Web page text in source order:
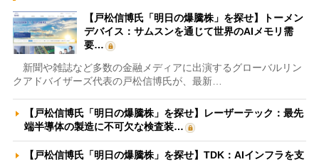
【戸松信博氏「明日の爆騰株」を探せ】トーメン
デバイス：サムスンを通じて世界のAIメモリ需
要…
新聞や雑誌など多数の金融メディアに出演するグローバルリン
クアドバイザーズ代表の戸松信博氏が、最新…
【戸松信博氏「明日の爆騰株」を探せ】レーザーテック：最先
端半導体の製造に不可欠な検査装…
【戸松信博氏「明日の爆騰株」を探せ】TDK：AIインフラを支